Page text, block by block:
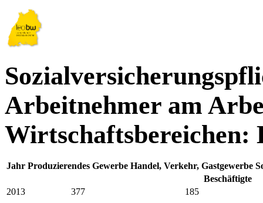
Arbeitnehmer am
Wirtschaftsbereichen:
Jahr Produzierendes Gewerbe Handel, Verkehr, Gastgewerbe
Beschäftigte
2013
377 185